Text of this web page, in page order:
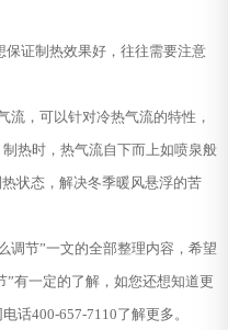
证制热效果好，往往需要注意
流，可以针对冷热气流的特性，
热时，热气流自下而上如喷泉般
状态，解决冬季暖风悬浮的苦
调节”一文的全部整理内容，希望
有一定的了解，如您还想知道更
话400-657-7110了解更多。